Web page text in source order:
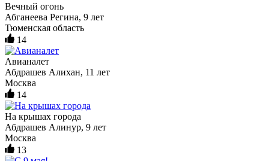
Вечный огонь
Абганеева Регина, 9 лет
Тюменская область
14
Авианалет
Абдрашев Алихан, 11 лет
Москва
14
На крышах города
Абдрашев Алинур, 9 лет
Москва
13